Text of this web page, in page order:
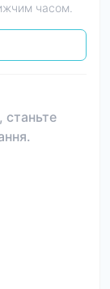
часом.
станьте